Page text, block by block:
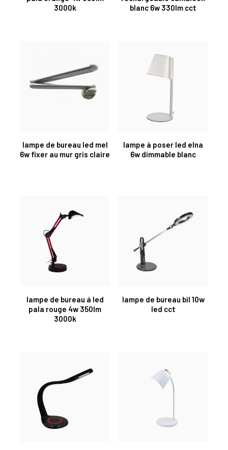
3000k
blanc 6w 330lm cct
lampe de bureau led mel
6w fixer au mur gris claire
lampe à poser led elna
6w dimmable blanc
lampe de bureau á led
pala rouge 4w 350lm
3000k
lampe de bureau bil 10w
led cct